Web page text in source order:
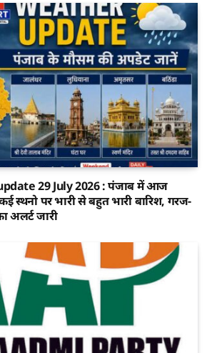
29 July 2026 : पंजाब में आज
स्थनो पर भारी से बहुत भारी बारिश, गरज-
अलर्ट जारी